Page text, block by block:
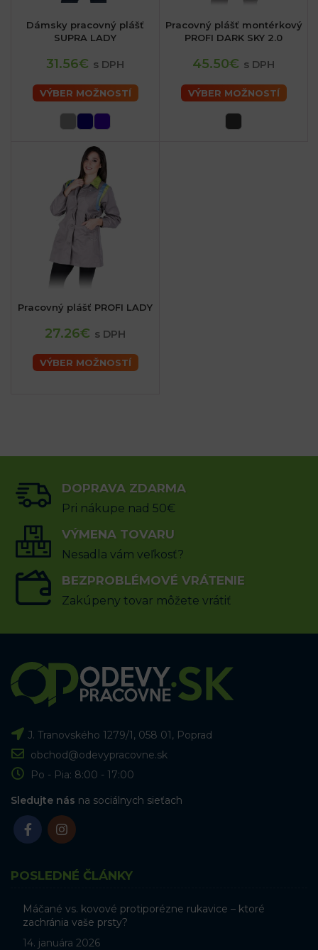
Dámsky pracovný plášť
SUPRA LADY
31.56€ s DPH
VÝBER MOŽNOSTÍ
Pracovný plášť montérkový
PROFI DARK SKY 2.0
45.50€ s DPH
VÝBER MOŽNOSTÍ
Pracovný plášť PROFI LADY
27.26€ s DPH
VÝBER MOŽNOSTÍ
DOPRAVA ZDARMA
Pri nákupe nad 50€
VÝMENA TOVARU
Nesadla vám veľkosť?
BEZPROBLÉMOVÉ VRÁTENIE
Zakúpeny tovar môžete vrátiť
J. Tranovského 1279/1, 058 01, Poprad
obchod@odevypracovne.sk
Po - Pia: 8:00 - 17:00
Sledujte nás na sociálnych sieťach
POSLEDNÉ ČLÁNKY
Máčané vs. kovové protiporézne rukavice – ktoré
zachránia vaše prsty?
14. januára 2026